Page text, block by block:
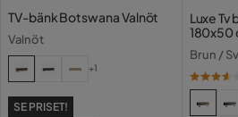
Förvaring Ja
Övrigt
Max mått tv
framöver.
TV-bänk Botswana Valnöt
Valnöt
+1
SE PRISET!
Luxe Tv
180x50
Brun /